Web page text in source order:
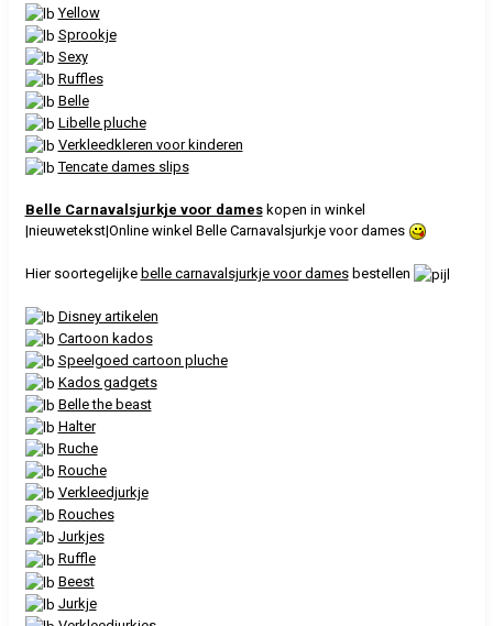
Yellow
Sprookje
Sexy
Ruffles
Belle
Libelle pluche
Verkleedkleren voor kinderen
Tencate dames slips
Belle Carnavalsjurkje voor dameskopen in winkel
|nieuwetekst|Online winkel Belle Carnavalsjurkje voor dames
Hier soortegelijke belle carnavalsjurkje voor damesbestellen
Disney artikelen
Cartoon kados
Speelgoed cartoon pluche
Kados gadgets
Belle the beast
Halter
Ruche
Rouche
Verkleedjurkje
Rouches
Jurkjes
Ruffle
Beest
Jurkje